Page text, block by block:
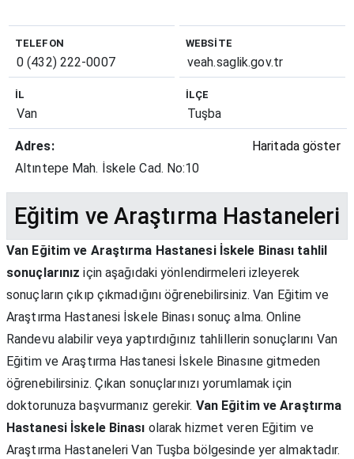
TELEFON
0 (432) 222-0007
WEBSITE
veah.saglik.gov.tr
İL
Van
İLÇE
Tuşba
Adres:
Haritada göster
Altıntepe Mah. İskele Cad. No:10
Eğitim ve Araştırma Hastaneleri
Van Eğitim ve Araştırma Hastanesi İskele Binası tahlil
sonuçlarınız için aşağıdaki yönlendirmeleri izleyerek
sonuçların çıkıp çıkmadığını öğrenebilirsiniz. Van Eğitim ve
Araştırma Hastanesi İskele Binası sonuç alma. Online
Randevu alabilir veya yaptırdığınız tahlillerin sonuçlarını Van
Eğitim ve Araştırma Hastanesi İskele Binasıne gitmeden
öğrenebilirsiniz. Çıkan sonuçlarınızı yorumlamak için
doktorunuza başvurmanız gerekir. Van Eğitim ve Araştırma
Hastanesi İskele Binası olarak hizmet veren Eğitim ve
Araştırma Hastaneleri Van Tuşba bölgesinde yer almaktadır.